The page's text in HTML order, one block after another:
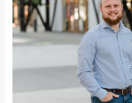
Fakultät
Ingenieurwissenschaften
und Informatik
Fakultät Management,
Kultur und Technik
Fakultät Wirtschafts- und
Sozialwissenschaften
Finanzen